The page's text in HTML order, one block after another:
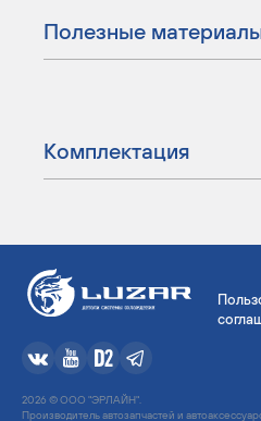
Полезные
Комплектация
2026 © ООО "ЭРЛАЙН".
Производитель автозапчастей и